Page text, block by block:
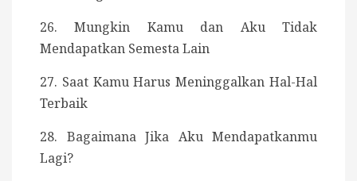
26. Mungkin Kamu dan Aku Tidak
Mendapatkan Semesta Lain
27. Saat Kamu Harus Meninggalkan Hal-Hal
Terbaik
28. Bagaimana Jika Aku Mendapatkanmu
Lagi?